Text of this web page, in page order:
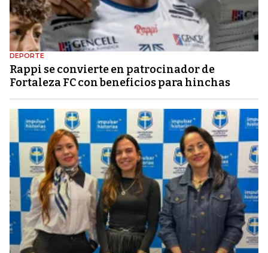
DEPORTE
Rappi se convierte en patrocinador de
Fortaleza FC con beneficios para hinchas